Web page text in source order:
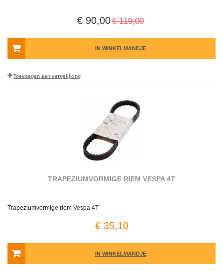
€ 90,00€ 119,00
IN WINKELMANDJE
Toevoegen aan vergelijking
TRAPEZIUMVORMIGE RIEM VESPA 4T
Trapeziumvormige riem Vespa 4T
€ 35,10
IN WINKELMANDJE